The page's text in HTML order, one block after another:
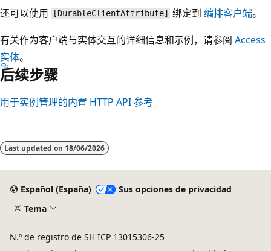
还可以使用
[DurableClientAttribute] 绑定到编排客户端。
有关作为客户端与实体交互的详细信息和示例，请参阅 Access
实体。
后续步骤
用于实例管理的内置 HTTP API 参考
Last updated on 18/06/2026
Español (España)
Sus opciones de privacidad
Tema
N.º de registro de SH ICP 13015306-25